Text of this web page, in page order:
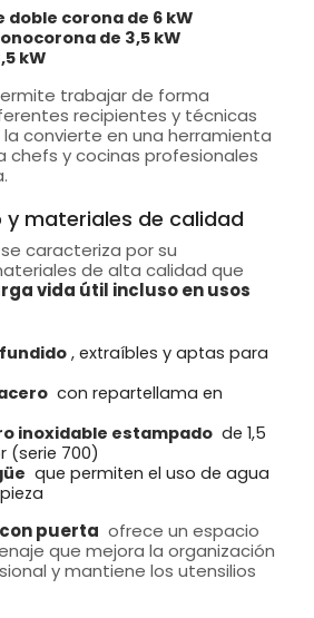
doble corona de 6 kW
de 3,5 kW
kW
trabajar de forma
recipientes y técnicas
convierte en una herramienta
chefs y cocinas profesionales
y materiales de calidad
se caracteriza por su
de alta calidad que
vida útil incluso en usos
, extraíbles y aptas para
con repartellama en
inoxidable estampado de 1,5
(serie 700)
que permiten el uso de agua
puerta ofrece un espacio
que mejora la organización
y mantiene los utensilios